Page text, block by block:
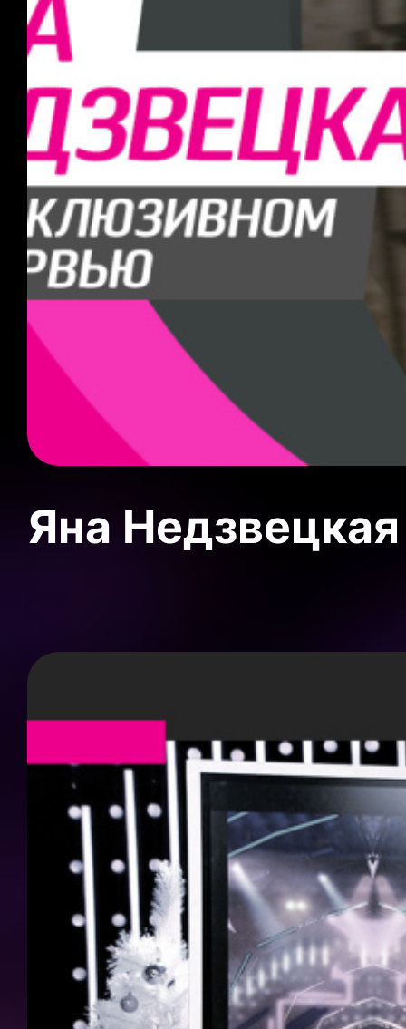
Яна Недзвецкая